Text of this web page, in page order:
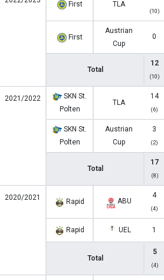
First TLA
(10)
First
Austrian
Cup
0
Total
12
(10)
2021/2022
SKN St.
Polten
TLA
14
(6)
SKN St.
Polten
Austrian
Cup
3
(2)
Total
17
(8)
2020/2021 Rapid ABU
4
(4)
Rapid UEL 1
Total
5
(4)